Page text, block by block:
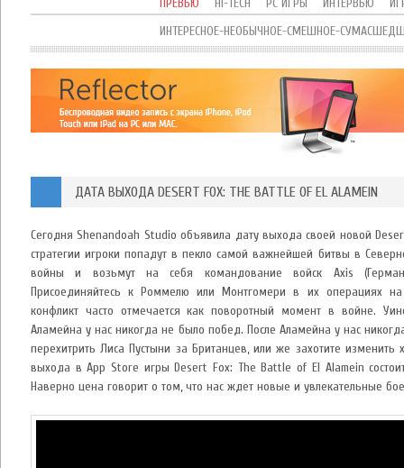
ПРЕВЬЮ HI-TECH PC ИГРЫ ИНТЕРВЬЮ
ИНТЕРЕСНОЕ-НЕОБЫЧНОЕ-СМЕШНОЕ-
ДАТА ВЫХОДА DESERT FOX: THE BATTLE OF EL ALAMEIN
Сегодня Shenandoah Studio объявила дату выхода своей новой
стратегии игроки попадут в пекло самой важнейшей битвы в
войны и возьмут на себя командование войск Axis
Присоединяйтесь к Роммелю или Монтгомери в их операциях на
конфликт часто отмечается как поворотный момент в войне.
Аламейна у нас никогда не было побед. После Аламейна у нас
перехитрить Лиса Пустыни за Британцев, или же захотите
выхода в App Store игры Desert Fox: The Battle of El Alamein
Наверно цена говорит о том, что нас ждет новые и увлекательные